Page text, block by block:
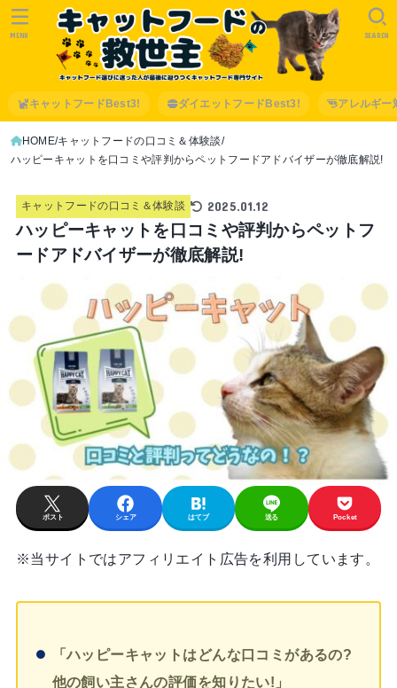
キャットフードBest3! ダイエットフードBest3! アレルギー
SEARCH
MENU
HOME キャットフードの口コミ＆体験談
ハッピーキャットを口コミや評判からペットフードアドバイザーが徹底解説!
キャットフードの口コミ＆体験談 2025.01.12
ハッピーキャットを口コミや評判からペットフ
ードアドバイザーが徹底解説!
ポスト シェア はてブ 送る Pocket
※当サイトではアフィリエイト広告を利用しています。
「ハッピーキャットはどんな口コミがあるの?
他の飼い主さんの評価を知りたい!」